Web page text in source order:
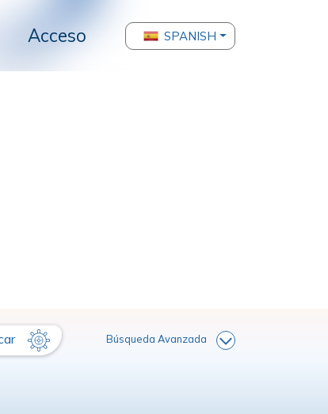
Acceso SPANISH
Búsqueda Avanzada